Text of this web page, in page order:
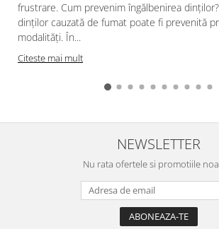
frustrare. Cum prevenim îngălbenirea
dinților cauzată de fumat poate fi prevenită
modalități. În...
Citeste mai mult
NEWSLETTER
Nu rata ofertele si promotiile